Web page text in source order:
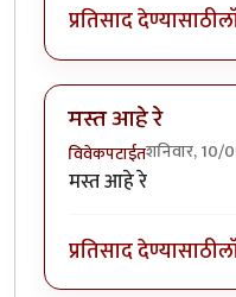
प्रतिसाद देण्यासाठी
मस्त आहे रे
विवेकपटाईतशनिवार, 10/
मस्त आहे रे
प्रतिसाद देण्यासाठी